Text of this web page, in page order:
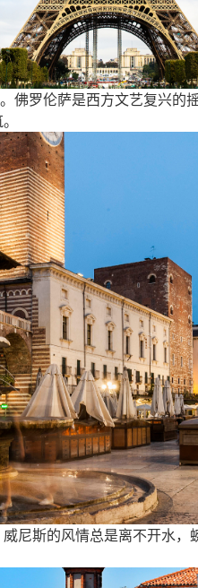
佛罗伦萨是西方文艺复兴的
威尼斯的风情总是离不开水